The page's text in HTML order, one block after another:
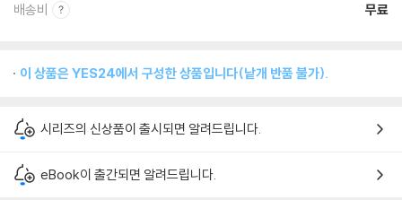
배송비 무료
이 상품은 YES24에서 구성한 상품입니다(낱개 반품 불가).
시리즈의 신상품이 출시되면 알려드립니다.
eBook이 출간되면 알려드립니다.